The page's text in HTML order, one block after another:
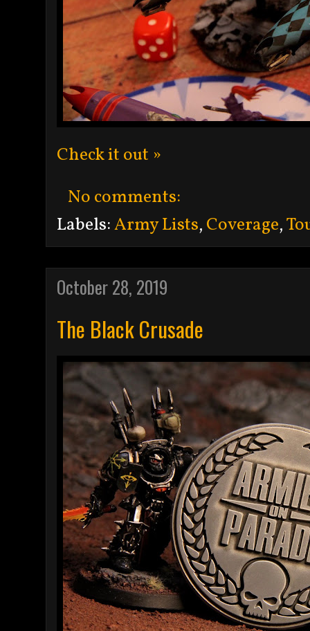
Check it out »
No comments:
Labels:Army Lists, Coverage,
October 28, 2019
The Black Crusade